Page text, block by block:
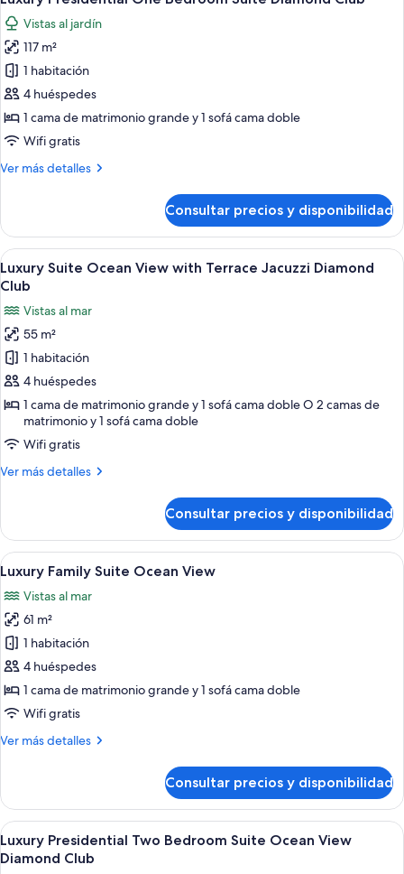
View
Diamond
Club
todas
las
fotos
de
Luxury
Presidential
One
Bedroom
Suite
Vistas al jardín
117 m²
1 habitación
4 huéspedes
1 cama de matrimonio grande y 1 sofá cama doble
Wifi gratis
Ver más detalles
Más
Presidential
One
Bedroom
Suite
Club
Consultar precios y disponibilidad
Abrir
todas
fotos
de
Luxury
Suite
Ocean
View
with
Terrace
Club
Una habitación de hotel moderna
6
Luxury Suite Ocean View with Terrace Jacuzzi Diamond
Club
Vistas al mar
55 m²
1 habitación
4 huéspedes
1 cama de matrimonio grande y 1 sofá cama doble O 2 camas de
matrimonio y 1 sofá cama doble
Wifi gratis
Ver más detalles
Más
Suite
Ocean
View
Terrace
Jacuzzi
Diamond
Club
Consultar precios y disponibilidad
Abrir
todas
las
fotos
de
Luxury
Family
Suite
View
Habitación de hotel moderna con
7
Luxury Family Suite Ocean View
Vistas al mar
61 m²
1 habitación
4 huéspedes
1 cama de matrimonio grande y 1 sofá cama doble
Wifi gratis
Ver más detalles
Más
Family
Suite
Ocean
View
Consultar precios y disponibilidad
Abrir
todas
Habitación de hotel moderna con
9
Luxury Presidential Two Bedroom Suite Ocean View
Diamond Club